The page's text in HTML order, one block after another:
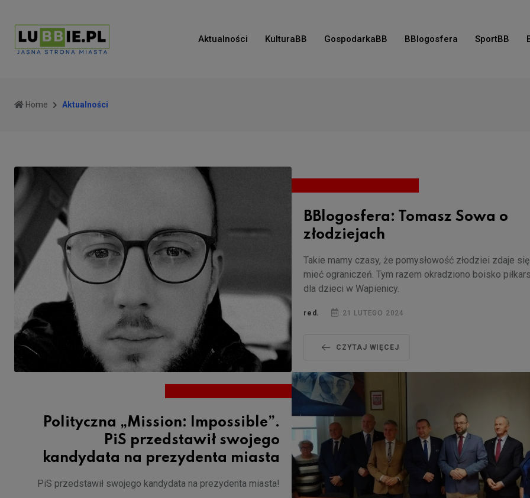
Aktualności KulturaBB GospodarkaBB BBlogosfera SportBB
Home Aktualności
BBlogosfera: Tomasz Sowa o
złodziejach
Takie mamy czasy, że pomysłowość złodziei zdaje
mieć ograniczeń. Tym razem okradziono boisko
dla dzieci w Wapienicy.
red. 21 LUTEGO 2024
CZYTAJ WIĘCEJ
Polityczna „Mission: Impossible”.
PiS przedstawił swojego
kandydata na prezydenta miasta
PiS przedstawił swojego kandydata na prezydenta miasta!